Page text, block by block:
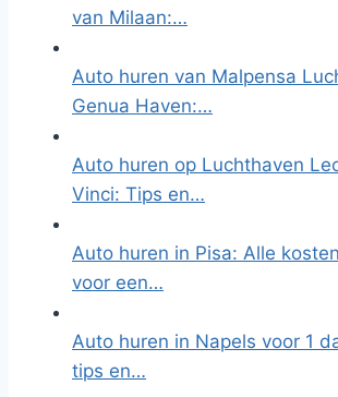
van Milaan:…
Auto huren van Malpensa
Genua Haven:…
Auto huren op Luchthaven
Vinci: Tips en…
Auto huren in Pisa: Alle
voor een…
Auto huren in Napels voor 1
tips en…